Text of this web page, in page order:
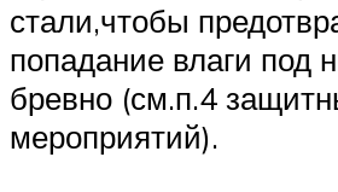
стали,чтобы
попадание влаги под
бревно (см.п.4
мероприятий).